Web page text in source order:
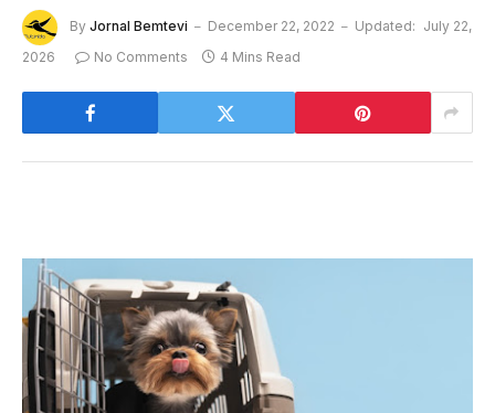
By Jornal Bemtevi December 22, 2022 Updated: July 22,
2026
No Comments 4 Mins Read